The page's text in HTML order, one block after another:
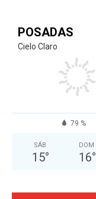
POSADAS
Cielo Claro
79 %
SÁB
15°
DOM
16°